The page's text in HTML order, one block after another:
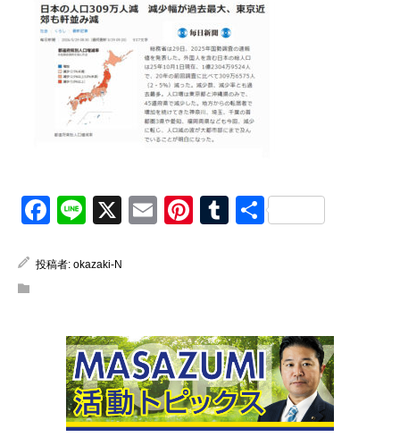
Facebook
Line
X EmailPinterest
Tumblr
共
投稿者: okazaki-N